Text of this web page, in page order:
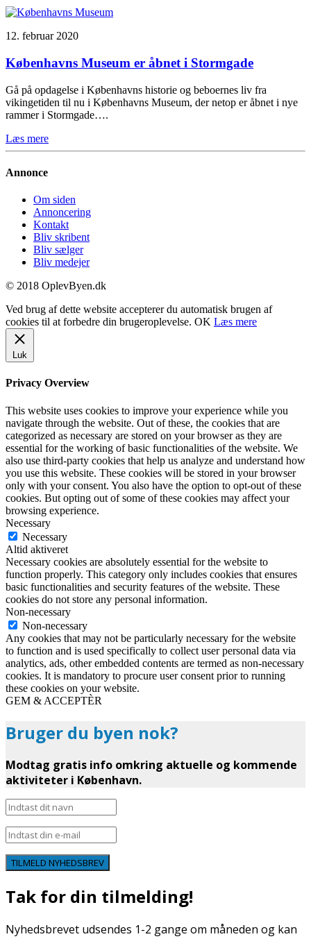
12. februar 2020
Københavns Museum er åbnet i Stormgade
Gå på opdagelse i Københavns historie og beboernes liv fra
vikingetiden til nu i Københavns Museum, der netop er åbnet i nye
rammer i Stormgade….
Læs mere
Annonce
Om siden
Annoncering
Kontakt
Bliv skribent
Bliv sælger
Bliv medejer
© 2018 OplevByen.dk
Ved brug af dette website accepterer du automatisk brugen af
cookies til at forbedre din brugeroplevelse. OK Læs mere
Luk
Privacy Overview
This website uses cookies to improve your experience while you
navigate through the website. Out of these, the cookies that are
categorized as necessary are stored on your browser as they are
essential for the working of basic functionalities of the website. We
also use third-party cookies that help us analyze and understand how
you use this website. These cookies will be stored in your browser
only with your consent. You also have the option to opt-out of these
cookies. But opting out of some of these cookies may affect your
browsing experience.
Necessary
Necessary
Altid aktiveret
Necessary cookies are absolutely essential for the website to
function properly. This category only includes cookies that ensures
basic functionalities and security features of the website. These
cookies do not store any personal information.
Non-necessary
Non-necessary
Any cookies that may not be particularly necessary for the website
to function and is used specifically to collect user personal data via
analytics, ads, other embedded contents are termed as non-necessary
cookies. It is mandatory to procure user consent prior to running
these cookies on your website.
GEM & ACCEPTÈR
Bruger du byen nok?
Modtag gratis info omkring aktuelle og kommende
aktiviteter i København.
TILMELD NYHEDSBREV
Tak for din tilmelding!
Nyhedsbrevet udsendes 1-2 gange om måneden og kan